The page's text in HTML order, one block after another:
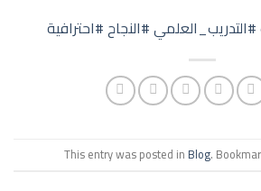
#التدريب_العلمي#النجاح#احترافية
This entry was posted in Blog.